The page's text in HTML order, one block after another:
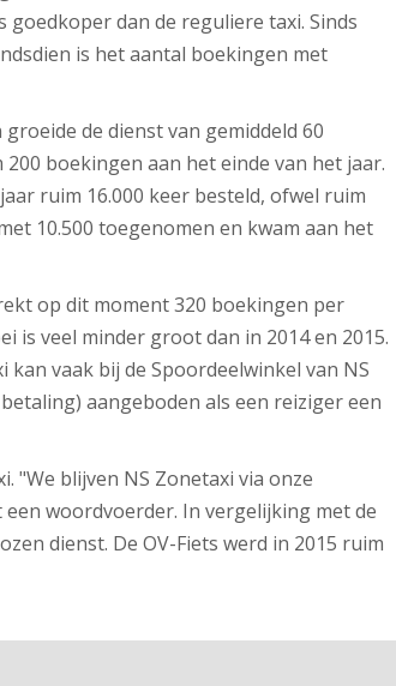
dan de reguliere taxi. Sinds
is het aantal boekingen met
de dienst van gemiddeld 60
boekingen aan het einde van het jaar.
ruim 16.000 keer besteld, ofwel ruim
10.500 toegenomen en kwam aan het
op dit moment 320 boekingen per
is veel minder groot dan in 2014 en 2015.
vaak bij de Spoordeelwinkel van NS
aangeboden als een reiziger een
"We blijven NS Zonetaxi via onze
woordvoerder. In vergelijking met de
dienst. De OV-Fiets werd in 2015 ruim